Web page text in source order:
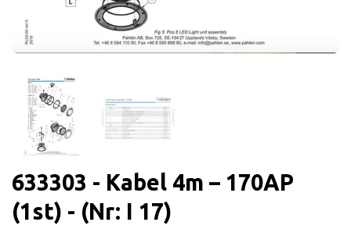
633303 - Kabel 4m – 170AP
(1st) - (Nr: I 17)